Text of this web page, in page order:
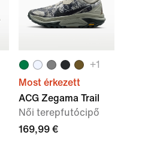
+1
Most érkezett
ACG Zegama Trail
Női terepfutócipő
169,99 €